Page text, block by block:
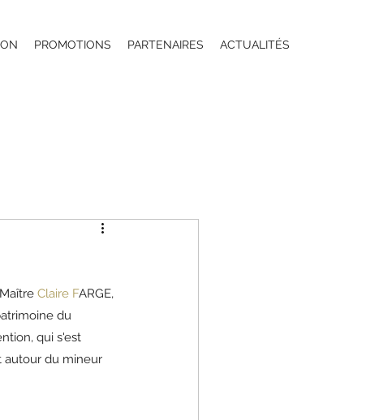
PROMOTIONS PARTENAIRES ACTUALITÉS
Claire FARGE,
du
qui s'est
autour du mineur